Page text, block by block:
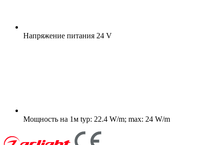
Напряжение питания 24 V
Мощность на 1м typ: 22.4 W/m; max: 24 W/m